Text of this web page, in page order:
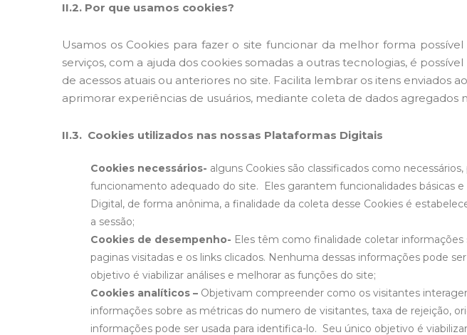
II.2. Por que usamos cookies?
Usamos os Cookies para fazer o site funcionar da melhor forma
serviços, com a ajuda dos cookies somadas a outras tecnologias, é
de acessos atuais ou anteriores no site. Facilita lembrar os itens enviados
aprimorar experiências de usuários, mediante coleta de dados agregados
II.3. Cookies utilizados nas nossas Plataformas Digitais
Cookies necessários- alguns Cookies são classificados como
funcionamento adequado do site.
Eles garantem funcionalidades básicas
Digital, de forma anônima, a finalidade da coleta desse Cookies é
a sessão;
Cookies de desempenho- Eles têm como finalidade coletar
paginas visitadas e os links clicados. Nenhuma dessas informações pode
objetivo é viabilizar análises e melhorar as funções do site;
Cookies analíticos – Objetivam compreender como os visitantes
informações sobre as métricas do numero de visitantes, taxa de rejeição,
informações pode ser usada para identifica-lo. Seu único objetivo é